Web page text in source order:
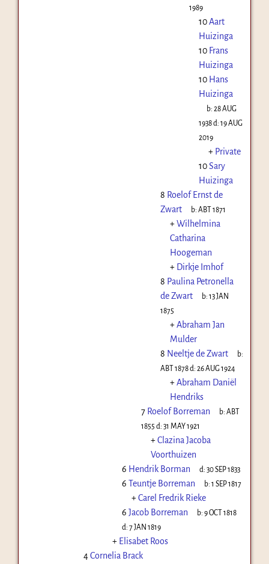
1989
10Aart
Huizinga
10 Frans
Huizinga
10 Hans
Huizinga
b:28 AUG
1938d: 19 AUG
2019
+ Private
10Sary
Huizinga
8 Roelof Ernst de
Zwart
b:ABT 1871
+Wilhelmina
Catharina
Hoogeman
+ Dirkje Imhof
8 Paulina Petronella
de Zwart
b:13 JAN
1875
+Abraham Jan
Mulder
8 Neeltje de Zwart
b:
ABT 1878d: 26 AUG 1924
+Abraham Daniël
Hendriks
7 Roelof Borreman b:ABT
1855 d: 31 MAY 1921
+Clazina Jacoba
Voorthuizen
6 Hendrik Borman d:30 SEP 1833
6 Teuntje Borreman b:1 SEP 1817
+Carel Fredrik Rieke
6 Jacob Borreman b:9 OCT 1818
d: 7 JAN 1819
+ Elisabet Roos
4Cornelia Brack